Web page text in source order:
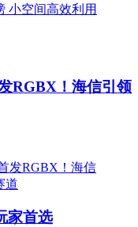
RGBX！海信引领
家首选